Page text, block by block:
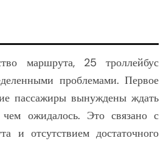
маршрута, 25 троллейбус
проблемами. Первое
пассажиры вынуждены ждать
чем ожидалось. Это связано с
и отсутствием достаточного